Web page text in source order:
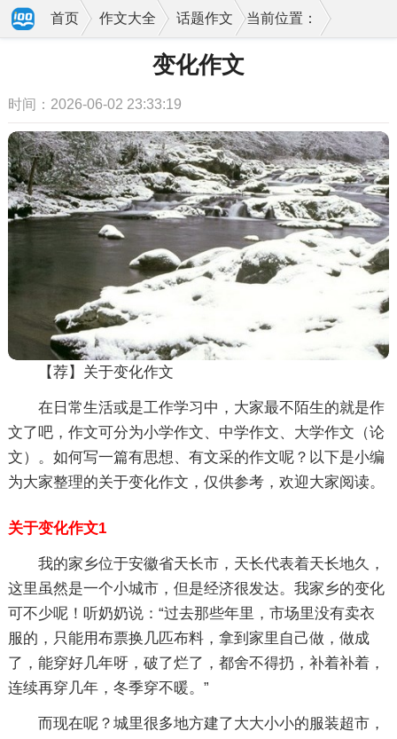
当前位置：
首页 作文大全 话题作文
变化作文
时间：2026-06-02 23:33:19
【荐】关于变化作文
在日常生活或是工作学习中，大家最不陌生的就是作
文了吧，作文可分为小学作文、中学作文、大学作文（论
文）。如何写一篇有思想、有文采的作文呢？以下是小编
为大家整理的关于变化作文，仅供参考，欢迎大家阅读。
关于变化作文1
我的家乡位于安徽省天长市，天长代表着天长地久，
这里虽然是一个小城市，但是经济很发达。我家乡的变化
可不少呢！听奶奶说：“过去那些年里，市场里没有卖衣
服的，只能用布票换几匹布料，拿到家里自己做，做成
了，能穿好几年呀，破了烂了，都舍不得扔，补着补着，
连续再穿几年，冬季穿不暖。”
而现在呢？城里很多地方建了大大小小的服装超市，